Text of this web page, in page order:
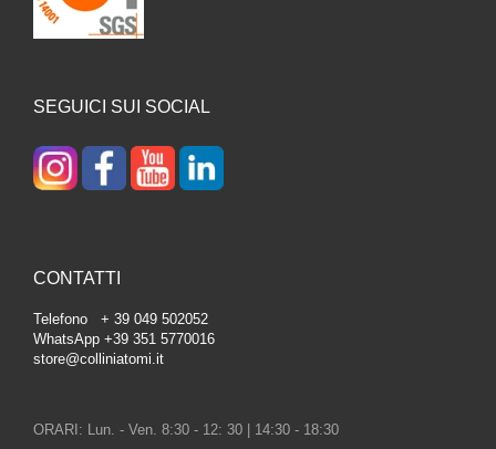
SEGUICI SUI SOCIAL
CONTATTI
Telefono + 39 049 502052
WhatsApp +39 351 5770016
store@colliniatomi.it
ORARI: Lun. - Ven. 8:30 - 12: 30 | 14:30 - 18:30